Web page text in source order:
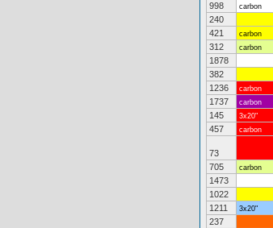
998
carbon
240
421
carbon
312
carbon
1878
382
1236
carbon
1737
carbon
145
3x20"
457
carbon
73
705
carbon
1473
1022
1211
3x20"
237